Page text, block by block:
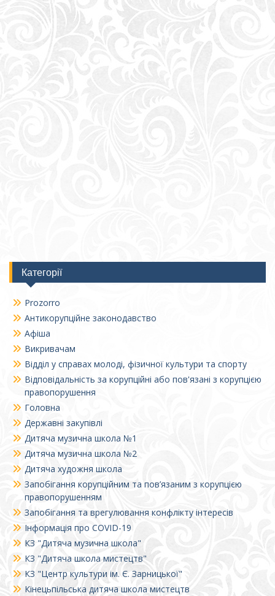
Категорії
Prozorro
Антикорупційне законодавство
Афіша
Викривачам
Відділ у справах молоді, фізичної культури та спорту
Відповідальність за корупційні або пов'язані з корупцією
правопорушення
Головна
Державні закупівлі
Дитяча музична школа №1
Дитяча музична школа №2
Дитяча художня школа
Запобігання корупційним та пов’язаним з корупцією
правопорушенням
Запобігання та врегулювання конфлікту інтересів
Інформація про COVID-19
КЗ "Дитяча музична школа"
КЗ "Дитяча школа мистецтв"
КЗ "Центр культури ім. Є. Зарницької"
Кінецьпільська дитяча школа мистецтв